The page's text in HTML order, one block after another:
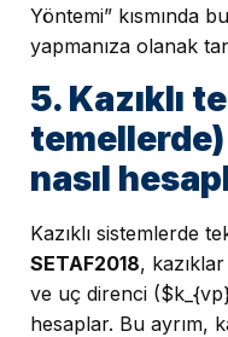
Yöntemi” kısmında
yapmanıza olanak
5. Kazıklı
temellerde)
nasıl
Kazıklı sistemlerde
SETAF2018,
ve uç direnci
hesaplar. Bu ayrım,